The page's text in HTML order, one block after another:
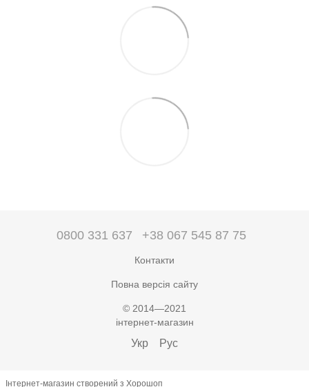
0800 331 637 +38 067 545 87 75
Контакти
Повна версія сайту
© 2014—2021
інтернет-магазин
Укр Рус
Інтернет-магазин створений з Хорошоп